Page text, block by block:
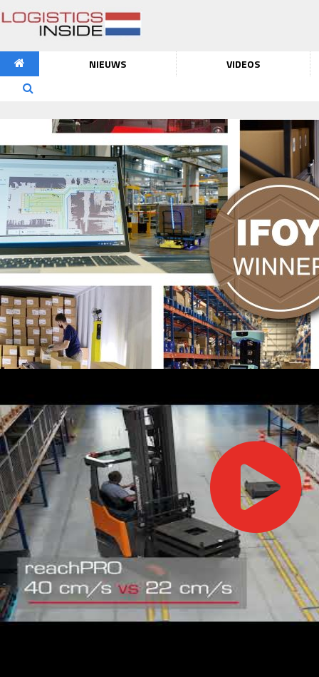
NIEUWS VIDEOS